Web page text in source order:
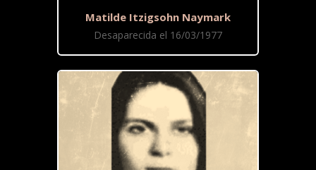
Matilde Itzigsohn Naymark
Desaparecida el 16/03/1977